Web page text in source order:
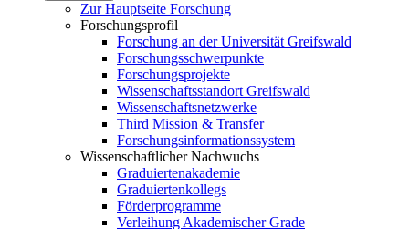
Zur Hauptseite Forschung
Forschungsprofil
Forschung an der Universität Greifswald
Forschungsschwerpunkte
Forschungsprojekte
Wissenschaftsstandort Greifswald
Wissenschaftsnetzwerke
Third Mission & Transfer
Forschungsinformationssystem
Wissenschaftlicher Nachwuchs
Graduiertenakademie
Graduiertenkollegs
Förderprogramme
Verleihung Akademischer Grade